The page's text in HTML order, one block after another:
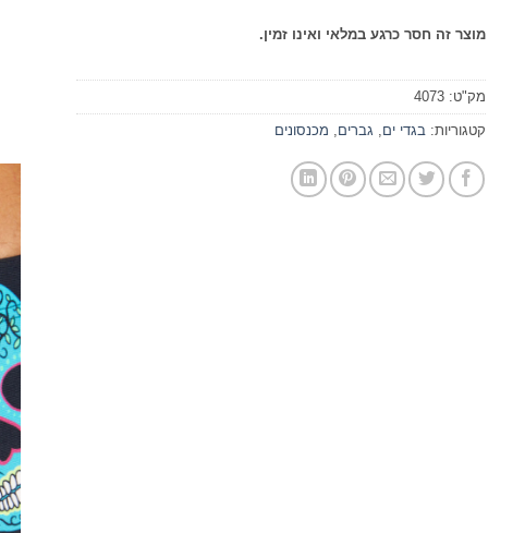
מוצר זה חסר כרגע במלאי ואינו זמין.
מק"ט: 4073
קטגוריות: בגדי ים, גברים, מכנסונים